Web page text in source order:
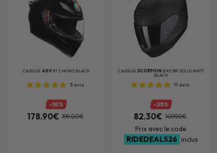
CASQUE AGV K1 S MONO BLACK
5avis
-10%
178.90€ 199.00€
CASQUE SCORPION EXO 391 SOLID MATT
BLACK
11 avis
-25%
82.30€ 109.90€
Prix avec le code
RIDEDEALS26 inclus